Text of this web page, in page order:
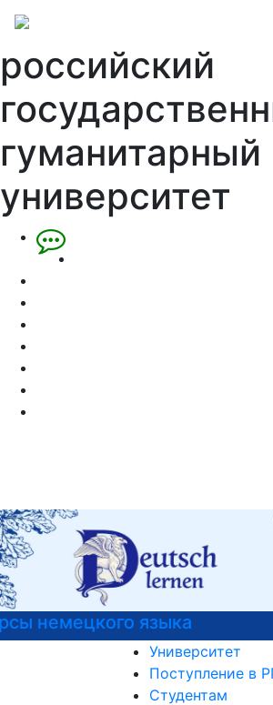
российский
гуманитарный
университет
Психологическая служба РГГУ
Университет
Поступление в
Студентам